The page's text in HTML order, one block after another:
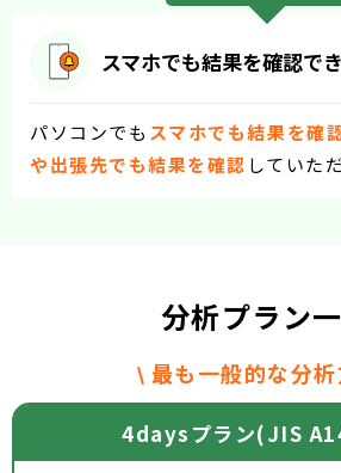
スマホでも結果を確認で
パソコンでも スマホでも結果を確
や出張先でも結果を確認 していた
分析プラン
最も一般的な分析
4daysプラン(JIS